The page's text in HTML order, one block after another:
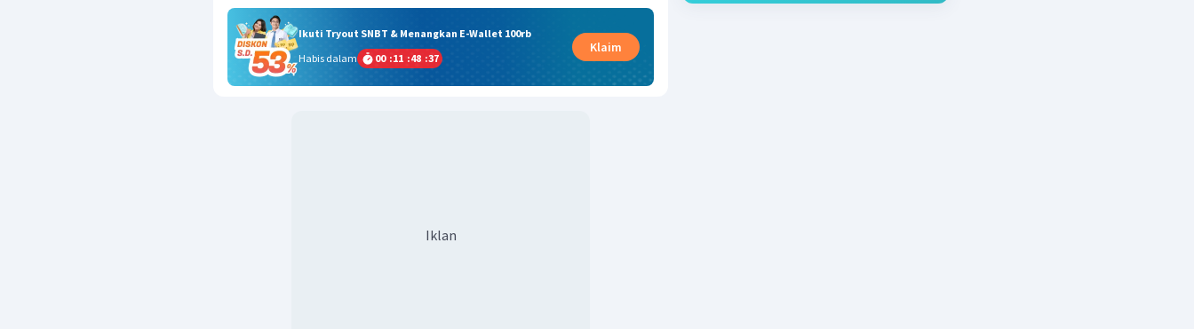
Ikuti Tryout SNBT & Menangkan E-Wallet 100rb
Habis dalam
00 :11 :48 :36
Klaim
Iklan